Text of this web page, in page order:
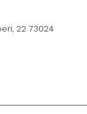
22 73024